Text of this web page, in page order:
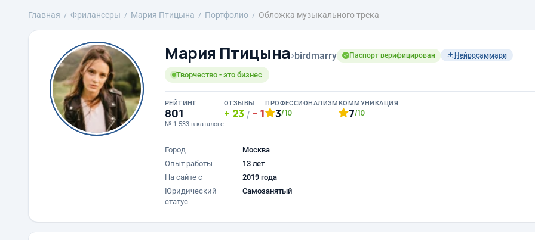
Главная Фрилансеры Мария Птицына Портфолио Обложка музыкального трека
Мария Птицына›birdmarry Паспорт верифицирован Нейросаммари
Творчество - это бизнес
РЕЙТИНГ
801
№ 1 533 в каталоге
ОТЗЫВЫ
23 / 1
ПРОФЕССИОНАЛИЗМ
3/10
КОММУНИКАЦИЯ
7/10
Город
Москва
Опыт работы
13 лет
На сайте с
2019 года
Юридический
статус
Самозанятый